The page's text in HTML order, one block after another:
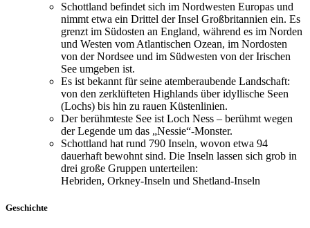
Schottland befindet sich im Nordwesten Europas und
nimmt etwa ein Drittel der Insel Großbritannien ein. Es
grenzt im Südosten an England, während es im Norden
und Westen vom Atlantischen Ozean, im Nordosten
von der Nordsee und im Südwesten von der Irischen
See umgeben ist.
Es ist bekannt für seine atemberaubende Landschaft:
von den zerklüfteten Highlands über idyllische Seen
(Lochs) bis hin zu rauen Küstenlinien.
Der berühmteste See ist Loch Ness – berühmt wegen
der Legende um das „Nessie“-Monster.
Schottland hat rund 790 Inseln, wovon etwa 94
dauerhaft bewohnt sind. Die Inseln lassen sich grob in
drei große Gruppen unterteilen:
Hebriden, Orkney-Inseln und Shetland-Inseln
Geschichte